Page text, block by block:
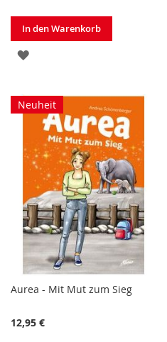
In den Warenkorb
ZUR
HINZUFÜGEN
Neuheit
Aurea - Mit Mut zum Sieg
12,95 €